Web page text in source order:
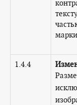
1.4.4